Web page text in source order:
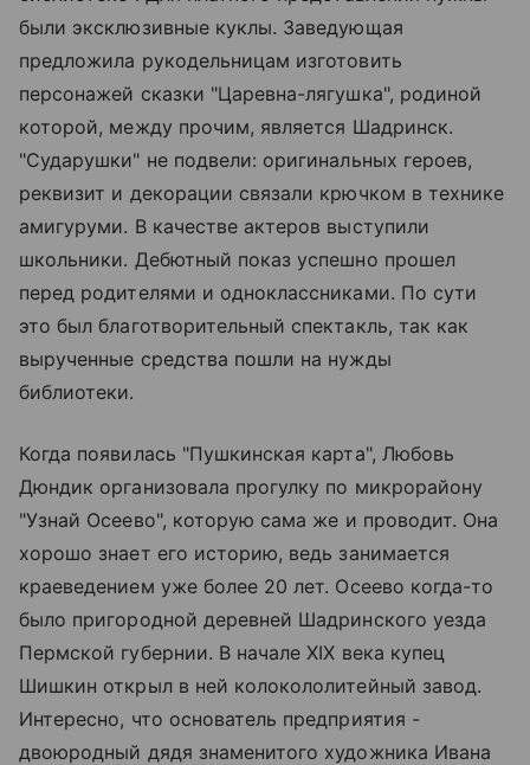
были эксклюзивные куклы. Заведующая
предложила рукодельницам изготовить
персонажей сказки "Царевна-лягушка", родиной
которой, между прочим, является Шадринск.
"Сударушки" не подвели: оригинальных героев,
реквизит и декорации связали крючком в технике
амигуруми. В качестве актеров выступили
школьники. Дебютный показ успешно прошел
перед родителями и одноклассниками. По сути
это был благотворительный спектакль, так как
вырученные средства пошли на нужды
библиотеки.
Когда появилась "Пушкинская карта", Любовь
Дюндик организовала прогулку по микрорайону
"Узнай Осеево", которую сама же и проводит. Она
хорошо знает его историю, ведь занимается
краеведением уже более 20 лет. Осеево когда-то
было пригородной деревней Шадринского уезда
Пермской губернии. В начале XIX века купец
Шишкин открыл в ней колокололитейный завод.
Интересно, что основатель предприятия -
двоюродный дядя знаменитого художника Ивана